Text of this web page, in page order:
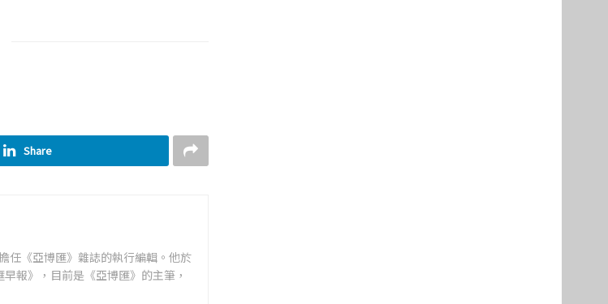
Share
任《亞博匯》雜誌的執行編輯。他於
報》，目前是《亞博匯》的主筆，